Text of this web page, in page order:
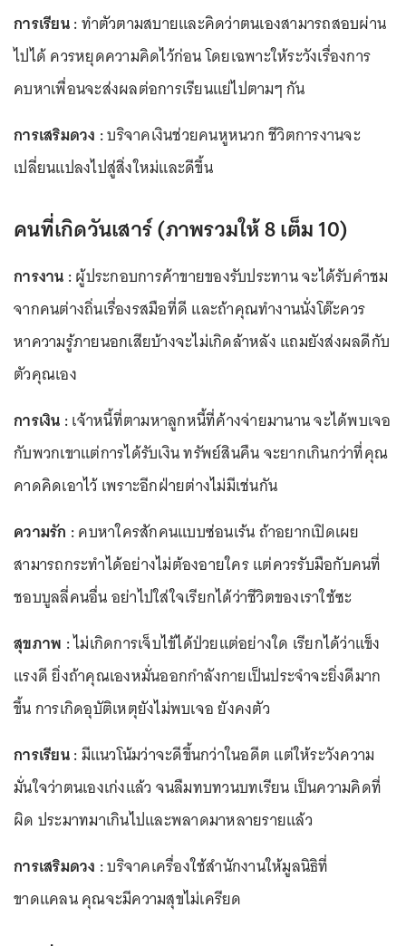
การเรียน :ทำตัวตามสบายและคิดว่าตนเองสามารถสอบผ่าน
ไปได้ ควรหยุดความคิดไว้ก่อน โดยเฉพาะให้ระวังเรื่องการ
คบหาเพื่อนจะส่งผลต่อการเรียนแย่ไปตามๆ กัน
การเสริมดวง :บริจาคเงินช่วยคนหูหนวก ชีวิตการงานจะ
เปลี่ยนแปลงไปสู่สิ่งใหม่และดีขึ้น
คนที่เกิดวันเสาร์ (ภาพรวมให้ 8 เต็ม 10)
การงาน :ผู้ประกอบการค้าขายของรับประทาน จะได้รับคำชม
จากคนต่างถิ่นเรื่องรสมือที่ดี และถ้าคุณทำงานนั่งโต๊ะควร
หาความรู้ภายนอกเสียบ้างจะไม่เกิดล้าหลัง แถมยังส่งผลดีกับ
ตัวคุณเอง
การเงิน :เจ้าหนี้ที่ตามหาลูกหนี้ที่ค้างจ่ายมานาน จะได้พบเจอ
กับพวกเขาแต่การได้รับเงิน ทรัพย์สินคืน จะยากเกินกว่าที่คุณ
คาดคิดเอาไว้ เพราะอีกฝ่ายต่างไม่มีเช่นกัน
ความรัก :คบหาใครสักคนแบบซ่อนเร้น ถ้าอยากเปิดเผย
สามารถกระทำได้อย่างไม่ต้องอายใคร แต่ควรรับมือกับคนที่
ชอบบูลลี่คนอื่น อย่าไปใส่ใจเรียกได้ว่าชีวิตของเราใช้ซะ
สุขภาพ :ไม่เกิดการเจ็บไข้ได้ป่วยแต่อย่างใด เรียกได้ว่าแข็ง
แรงดี ยิ่งถ้าคุณเองหมั่นออกกำลังกายเป็นประจำจะยิ่งดีมาก
ขึ้น การเกิดอุบัติเหตุยังไม่พบเจอ ยังคงตัว
การเรียน :มีแนวโน้มว่าจะดีขึ้นกว่าในอดีต แต่ให้ระวังความ
มั่นใจว่าตนเองเก่งแล้ว จนลืมทบทวนบทเรียน เป็นความคิดที่
ผิด ประมาทมาเกินไปและพลาดมาหลายรายแล้ว
การเสริมดวง :บริจาคเครื่องใช้สำนักงานให้มูลนิธิที่
ขาดแคลน คุณจะมีความสุขไม่เครียด